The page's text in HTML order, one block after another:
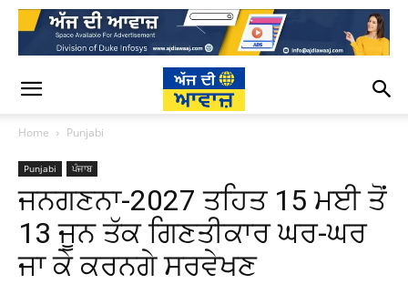
Home Punjabi
Punjabi ਪੰਜਾਬ
ਜਨਗਣਨਾ-2027 ਤਹਿਤ 15 ਮਈ ਤੋਂ
13 ਜੂਨ ਤੱਕ ਗਿਣਤੀਕਾਰ ਘਰ-ਘਰ
ਜਾ ਕੇ ਕਰਨਗੇ ਸਰਵੇਖਣ